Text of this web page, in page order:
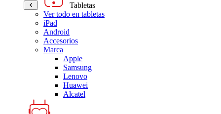
Tabletas
Ver todo en tabletas
iPad
Android
Accesorios
Marca
Apple
Samsung
Lenovo
Huawei
Alcatel